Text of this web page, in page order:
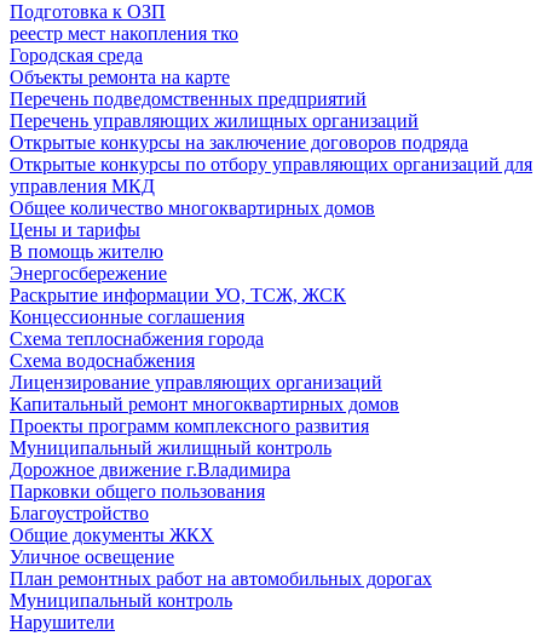
Подготовка к ОЗП
реестр мест накопления тко
Городская среда
Объекты ремонта на карте
Перечень подведомственных предприятий
Перечень управляющих жилищных организаций
Открытые конкурсы на заключение договоров подряда
Открытые конкурсы по отбору управляющих организаций для
управления МКД
Общее количество многоквартирных домов
Цены и тарифы
В помощь жителю
Энергосбережение
Раскрытие информации УО, ТСЖ, ЖСК
Концессионные соглашения
Схема теплоснабжения города
Схема водоснабжения
Лицензирование управляющих организаций
Капитальный ремонт многоквартирных домов
Проекты программ комплексного развития
Муниципальный жилищный контроль
Дорожное движение г.Владимира
Парковки общего пользования
Благоустройство
Общие документы ЖКХ
Уличное освещение
План ремонтных работ на автомобильных дорогах
Муниципальный контроль
Нарушители